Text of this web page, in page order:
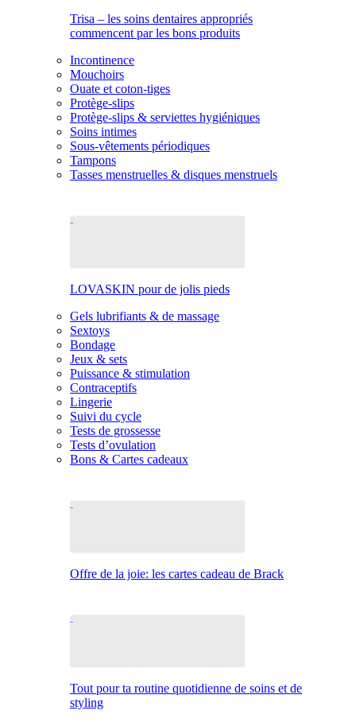
Trisa – les soins dentaires appropriés
commencent par les bons produits
Incontinence
Mouchoirs
Ouate et coton-tiges
Protège-slips
Protège-slips & serviettes hygiéniques
Soins intimes
Sous-vêtements périodiques
Tampons
Tasses menstruelles & disques menstruels
LOVASKIN pour de jolis pieds
Gels lubrifiants & de massage
Sextoys
Bondage
Jeux & sets
Puissance & stimulation
Contraceptifs
Lingerie
Suivi du cycle
Tests de grossesse
Tests d’ovulation
Bons & Cartes cadeaux
Offre de la joie: les cartes cadeau de Brack
Tout pour ta routine quotidienne de soins et de
styling